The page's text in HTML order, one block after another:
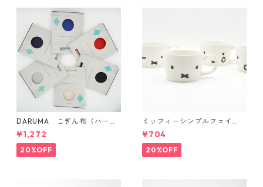
DARUMA こぎん布（ハード
タイプ）
¥1,272
20%OFF
ミッフィーシンプルフェイ
ス マグ
¥704
20%OFF